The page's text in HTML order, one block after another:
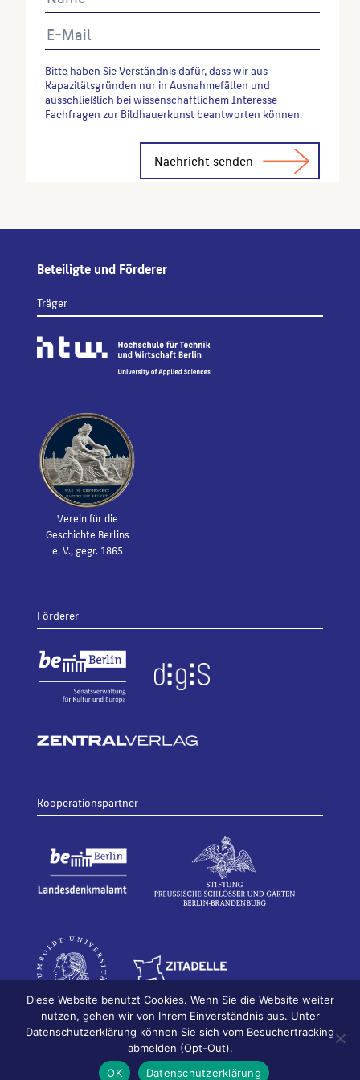
Abrufes.
Bitte haben Sie Verständnis dafür, dass wir aus
Kapazitätsgründen nur in Ausnahmefällen und
ausschließlich bei wissenschaftlichem Interesse
Fachfragen zur Bildhauerkunst beantworten können.
Beteiligte und Förderer
Träger
Verein für die
Geschichte Berlins
e. V., gegr. 1865
Förderer
Kooperationspartner
Bildhauerei in Berlin
Impressum
Datenschutz
Diese Website benutzt Cookies. Wenn Sie die Website weiter
nutzen, gehen wir von Ihrem Einverständnis aus. Unter
Datenschutzerklärung können Sie sich vom Besuchertracking
abmelden (Opt-Out).
OK
Datenschutzerklärung